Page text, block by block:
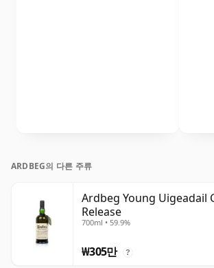
ARDBEG의 다른 주류
Ardbeg Young Uigeadail
Release
700ml • 59.9%
₩305만 ?